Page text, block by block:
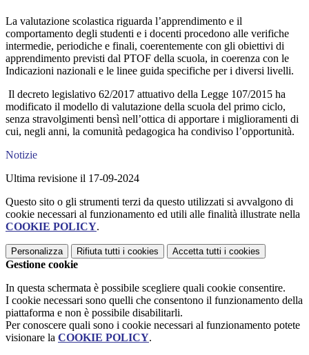
La valutazione scolastica riguarda l’apprendimento e il
comportamento degli studenti e i docenti procedono alle verifiche
intermedie, periodiche e finali, coerentemente con gli obiettivi di
apprendimento previsti dal PTOF della scuola, in coerenza con le
Indicazioni nazionali e le linee guida specifiche per i diversi livelli.
Il decreto legislativo 62/2017 attuativo della Legge 107/2015 ha
modificato il modello di valutazione della scuola del primo ciclo,
senza stravolgimenti bensì nell’ottica di apportare i miglioramenti di
cui, negli anni, la comunità pedagogica ha condiviso l’opportunità.
Notizie
Ultima revisione il 17-09-2024
Questo sito o gli strumenti terzi da questo utilizzati si avvalgono di
cookie necessari al funzionamento ed utili alle finalità illustrate nella
COOKIE POLICY.
Personalizza Rifiuta tutti i cookies Accetta tutti i cookies
Gestione cookie
In questa schermata è possibile scegliere quali cookie consentire.
I cookie necessari sono quelli che consentono il funzionamento della
piattaforma e non è possibile disabilitarli.
Per conoscere quali sono i cookie necessari al funzionamento potete
visionare la COOKIE POLICY.